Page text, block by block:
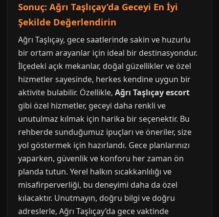
Sonuç: Ağrı Taşlıçay’da Geceyi En İyi
Şekilde Değerlendirin
Ağrı Taşlıçay, gece saatlerinde sakin ve huzurlu
bir ortam arayanlar için ideal bir destinasyondur.
İlçedeki açık mekanlar, doğal güzellikler ve özel
hizmetler sayesinde, herkes kendine uygun bir
aktivite bulabilir. Özellikle, Ağrı Taşlıçay escort
gibi özel hizmetler, geceyi daha renkli ve
unutulmaz kılmak için harika bir seçenektir. Bu
rehberde sunduğumuz ipuçları ve öneriler, size
yol göstermek için hazırlandı. Gece planlarınızı
yaparken, güvenlik ve konforu her zaman ön
planda tutun. Yerel halkın sıcakkanlılığı ve
misafirperverliği, bu deneyimi daha da özel
kılacaktır. Unutmayın, doğru bilgi ve doğru
adreslerle, Ağrı Taşlıçay’da gece vaktinde